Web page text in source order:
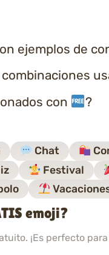
ejemplos de
con
?
Chat
Festival
emoji?
¡Es perfecto